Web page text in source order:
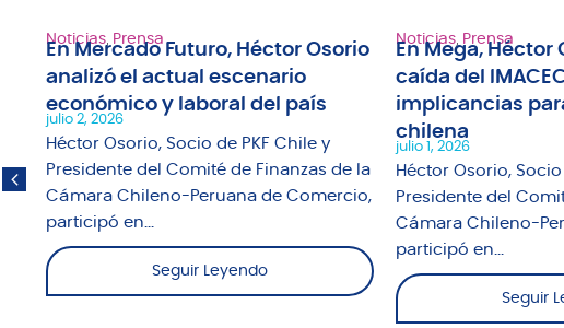
Noticias Prensa
En Mercado Futuro, Héctor Osorio
analizó el actual escenario
económico y laboral del país
julio 2, 2026
Héctor Osorio, Socio de PKF Chile y
Presidente del Comité de Finanzas de la
Cámara Chileno-Peruana de Comercio,
participó en...
Seguir Leyendo
Noticias Prensa
En Mega, Héctor
caída del
implicancias
chilena
julio 1, 2026
Héctor Osorio,
Presidente del
Cámara Chileno-
participó en...
Seguir